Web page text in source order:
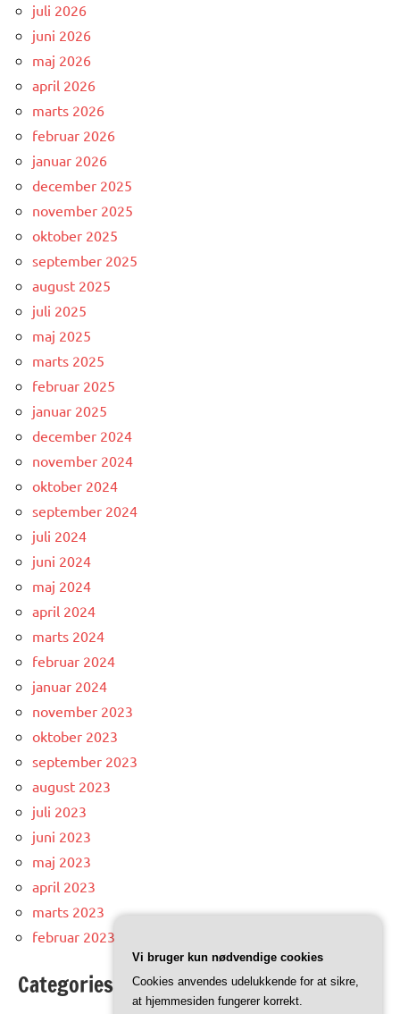
juli 2026
juni 2026
maj 2026
april 2026
marts 2026
februar 2026
januar 2026
december 2025
november 2025
oktober 2025
september 2025
august 2025
juli 2025
maj 2025
marts 2025
februar 2025
januar 2025
december 2024
november 2024
oktober 2024
september 2024
juli 2024
juni 2024
maj 2024
april 2024
marts 2024
februar 2024
januar 2024
november 2023
oktober 2023
september 2023
august 2023
juli 2023
juni 2023
maj 2023
april 2023
marts 2023
februar 2023
Categories
Vi bruger kun nødvendige cookies
Cookies anvendes udelukkende for at sikre,
at hjemmesiden fungerer korrekt.